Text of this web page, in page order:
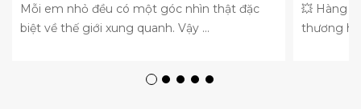
Mỗi em nhỏ đều có một góc nhìn thật đặc
biệt về thế giới xung quanh. Vậy ...
💥 Hàng
thương